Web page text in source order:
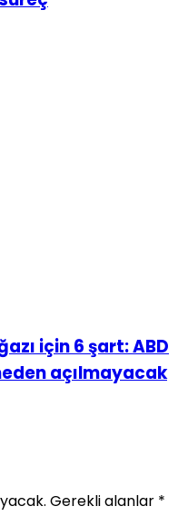
için 6 şart: ABD
açılmayacak
Gerekli alanlar *